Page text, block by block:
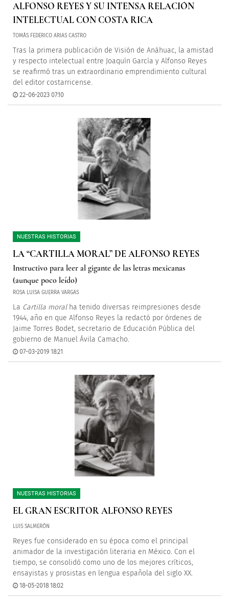
ALFONSO REYES Y SU INTENSA RELACIÓN
INTELECTUAL CON COSTA RICA
TOMÁS FEDERICO ARIAS CASTRO
Tras la primera publicación de Visión de Anáhuac, la amistad
y respecto intelectual entre Joaquín García y Alfonso Reyes
se reafirmó tras un extraordinario emprendimiento cultural
del editor costarricense.
22-06-2023 07:10
NUESTRAS HISTORIAS
LA “CARTILLA MORAL” DE ALFONSO REYES
Instructivo para leer al gigante de las letras mexicanas
(aunque poco leído)
ROSA LUISA GUERRA VARGAS
La Cartilla moralha tenido diversas reimpresiones desde
1944, año en que Alfonso Reyes la redactó por órdenes de
Jaime Torres Bodet, secretario de Educación Pública del
gobierno de Manuel Ávila Camacho.
07-03-2019 18:21
NUESTRAS HISTORIAS
EL GRAN ESCRITOR ALFONSO REYES
LUIS SALMERÓN
Reyes fue considerado en su época como el principal
animador de la investigación literaria en México. Con el
tiempo, se consolidó como uno de los mejores críticos,
ensayistas y prosistas en lengua española del siglo XX.
18-05-2018 18:02